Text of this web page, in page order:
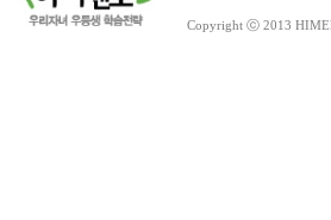
Copyright ⓒ 2013